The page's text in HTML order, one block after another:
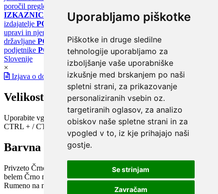
Uporabljamo piškotke
Piškotke in druge sledilne
tehnologije uporabljamo za
izboljšanje vaše uporabniške
izkušnje med brskanjem po naši
spletni strani, za prikazovanje
personaliziranih vsebin oz.
targetiranih oglasov, za analizo
obiskov naše spletne strani in za
vpogled v to, iz kje prihajajo naši
gostje.
Se strinjam
Zavračam
poročil pregledov klimatskih sistemov
IZKAZNICE
Register energetskih izkaznic - za izdelovalce in
izdajatelje PORTAL GOV.SI Osrednje spletno mesto o državni
upravi in njenih storitvah
državljane PORTAL SPOT Državni portal za podjetja in
podjetnike PORTAL OPSI Državni portal odprtih podatkov
Slovenije
×
Izjava o dostopnosti
Velikost pisave
Uporabite vgrajeno funkcijo brskalnika
CTRL + / CTRL -
Barvna shema
Privzeto Črno na belem Belo na črnem Črno na bež
belem Črno na zelenem Črno na rumenem Modro na rumenem
Rumeno na modrem
Turkizno na črnem Črno na vijoličnem